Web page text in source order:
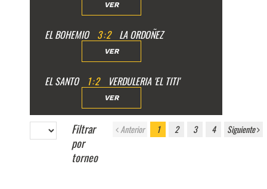
VER
EL BOHEMIO 3:2 LA ORDOÑEZ
VER
EL SANTO 1:2 VERDULERIA 'EL TITI'
VER
Filtrar
por
torneo
Anterior 1 2 3 4 Siguiente